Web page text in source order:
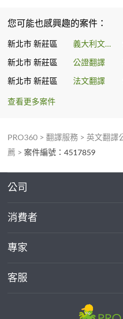
您可能也感興趣的案件：
新北市 新莊區 義大利文翻譯
新北市 新莊區 公證翻譯
新北市 新莊區 法文翻譯
查看更多案件
PRO360 > 翻譯服務 > 英文翻譯
薦 > 案件編號：4517859
公司
消費者
專家
客服